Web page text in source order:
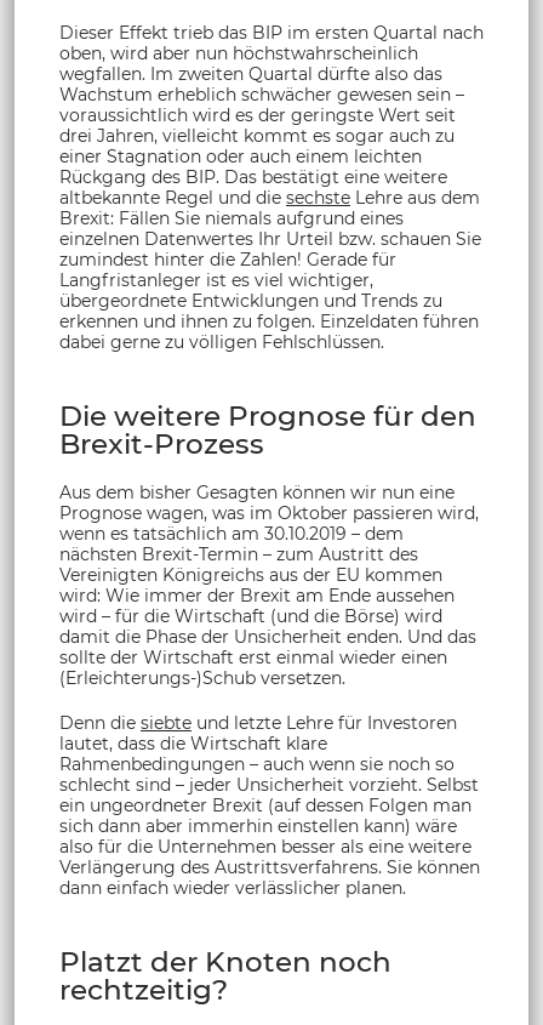
Dieser Effekt trieb das BIP im ersten Quartal nach
oben, wird aber nun höchstwahrscheinlich
wegfallen. Im zweiten Quartal dürfte also das
Wachstum erheblich schwächer gewesen sein –
voraussichtlich wird es der geringste Wert seit
drei Jahren, vielleicht kommt es sogar auch zu
einer Stagnation oder auch einem leichten
Rückgang des BIP. Das bestätigt eine weitere
altbekannte Regel und die sechste Lehre aus dem
Brexit: Fällen Sie niemals aufgrund eines
einzelnen Datenwertes Ihr Urteil bzw. schauen Sie
zumindest hinter die Zahlen! Gerade für
Langfristanleger ist es viel wichtiger,
übergeordnete Entwicklungen und Trends zu
erkennen und ihnen zu folgen. Einzeldaten führen
dabei gerne zu völligen Fehlschlüssen.
Die weitere Prognose für den
Brexit-Prozess
Aus dem bisher Gesagten können wir nun eine
Prognose wagen, was im Oktober passieren wird,
wenn es tatsächlich am 30.10.2019 – dem
nächsten Brexit-Termin – zum Austritt des
Vereinigten Königreichs aus der EU kommen
wird: Wie immer der Brexit am Ende aussehen
wird – für die Wirtschaft (und die Börse) wird
damit die Phase der Unsicherheit enden. Und das
sollte der Wirtschaft erst einmal wieder einen
(Erleichterungs-)Schub versetzen.
Denn die siebte und letzte Lehre für Investoren
lautet, dass die Wirtschaft klare
Rahmenbedingungen – auch wenn sie noch so
schlecht sind – jeder Unsicherheit vorzieht. Selbst
ein ungeordneter Brexit (auf dessen Folgen man
sich dann aber immerhin einstellen kann) wäre
also für die Unternehmen besser als eine weitere
Verlängerung des Austrittsverfahrens. Sie können
dann einfach wieder verlässlicher planen.
Platzt der Knoten noch
rechtzeitig?